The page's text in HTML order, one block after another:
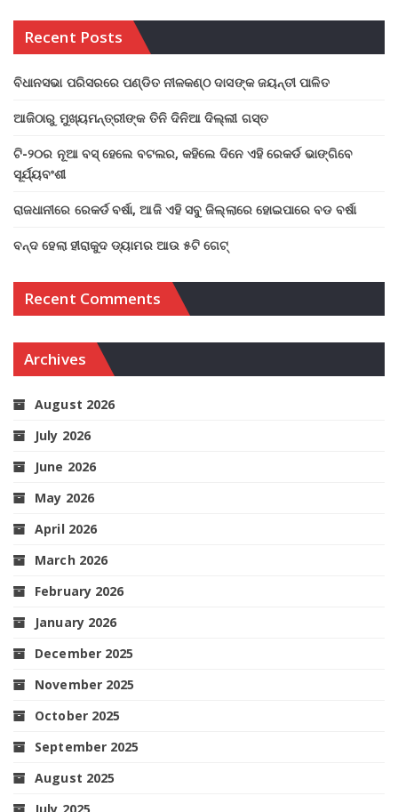
Recent Posts
ବିଧାନସଭା ପରିସରରେ ପଣ୍ଡିତ ନୀଳକଣ୍ଠ ଦାସଙ୍କ ଜୟନ୍ତୀ ପାଳିତ
ଆଜିଠାରୁ ମୁଖ୍ୟମନ୍ତ୍ରୀଙ୍କ ତିନି ଦିନିଆ ଦିଲ୍ଲୀ ଗସ୍ତ
ଟି-୨୦ର ନୂଆ ବସ୍ ହେଲେ ବଟଲର, କହିଲେ ଦିନେ ଏହି ରେକର୍ଡ ଭାଙ୍ଗିବେ
ସୂର୍ଯ୍ୟବଂଶୀ
ରାଜଧାନୀରେ ରେକର୍ଡ ବର୍ଷା, ଆଜି ଏହି ସବୁ ଜିଲ୍ଲାରେ ହୋଇପାରେ ବଡ ବର୍ଷା
ବନ୍ଦ ହେଲା ହୀରାକୁଦ ଡ୍ୟାମର ଆଉ ୫ଟି ଗେଟ୍
Recent Comments
Archives
August 2026
July 2026
June 2026
May 2026
April 2026
March 2026
February 2026
January 2026
December 2025
November 2025
October 2025
September 2025
August 2025